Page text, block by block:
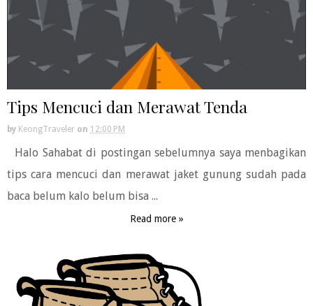
Tips Mencuci dan Merawat Tenda
by KeongTraveler on 12:00 PM
Halo Sahabat di postingan sebelumnya saya menbagikan
tips cara mencuci dan merawat jaket gunung sudah pada
baca belum kalo belum bisa ...
Read more »